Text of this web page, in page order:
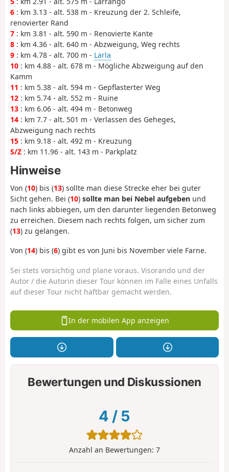
6 : km 3.13 - alt. 538 m - Kreuzung der 2. Schleife,
renovierter Rand
7 : km 3.81 - alt. 590 m - Renovierte Kante
8 : km 4.36 - alt. 640 m - Abzweigung, Weg rechts
9 : km 4.78 - alt. 700 m - Larla
10 : km 4.88 - alt. 678 m - Mögliche Abzweigung auf den
Kamm
11 : km 5.38 - alt. 594 m - Gepflasterter Weg
12 : km 5.74 - alt. 552 m - Ruine
13 : km 6.06 - alt. 494 m - Betonweg
14 : km 7.7 - alt. 501 m - Verlassen des Geheges,
Abzweigung nach rechts
15 : km 9.18 - alt. 492 m - Kreuzung
S/Z : km 11.96 - alt. 143 m - Parkplatz
Hinweise
Von (10) bis (13) sollte man diese Strecke eher bei guter
Sicht gehen. Bei (10) sollte man bei Nebel aufgeben und
nach links abbiegen, um den darunter liegenden Betonweg
zu erreichen. Diesem nach rechts folgen, um sicher zum
(13) zu gelangen.
Von (14) bis (6) gibt es von Juni bis November viele Farne.
Sei stets vorsichtig und plane voraus. Visorando und der
Autor / die Autorin dieser Tour können im Falle eines Unfalls
auf dieser Tour nicht haftbar gemacht werden.
In der mobilen App anzeigen
Bewertungen und Diskussionen
4 / 5
Anzahl an Bewertungen: 7